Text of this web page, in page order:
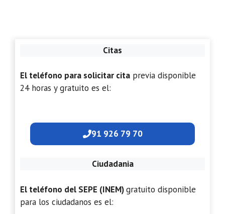
Citas
El teléfono para solicitar cita previa disponible
24 horas y gratuito es el:
91 926 79 70
Ciudadania
El teléfono del SEPE (INEM)gratuito disponible
para los ciudadanos es el: